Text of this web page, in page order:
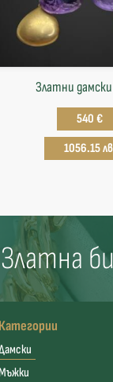
Златни
540 €
1056.15
Златна
Категории